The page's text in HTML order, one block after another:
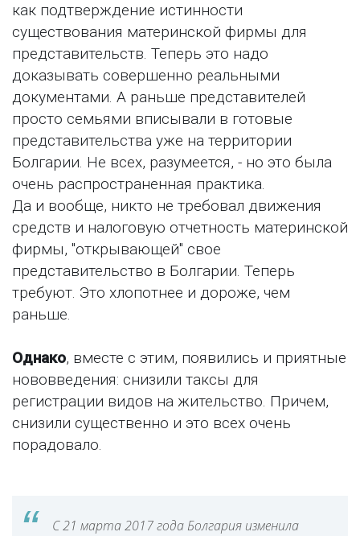
как подтверждение истинности
существования материнской фирмы для
представительств. Теперь это надо
доказывать совершенно реальными
документами. А раньше представителей
просто семьями вписывали в готовые
представительства уже на территории
Болгарии. Не всех, разумеется, - но это была
очень распространенная практика.
Да и вообще, никто не требовал движения
средств и налоговую отчетность материнской
фирмы, "открывающей" свое
представительство в Болгарии. Теперь
требуют. Это хлопотнее и дороже, чем
раньше.
Однако, вместе с этим, появились и приятные
нововведения: снизили таксы для
регистрации видов на жительство. Причем,
снизили существенно и это всех очень
порадовало.
С 21 марта 2017 года Болгария изменила